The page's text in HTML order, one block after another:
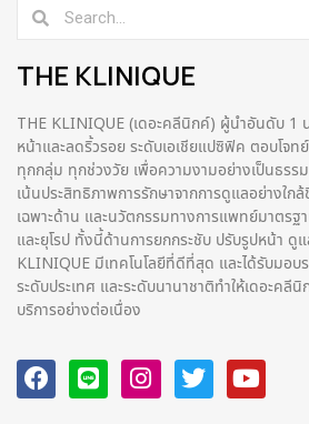
THE KLINIQUE
THE KLINIQUE (เดอะคลีนิกค์) ผู้นำอันดับ 1
หน้าและลดริ้วรอย ระดับเอเชียแปซิฟิค ตอบโจ
ทุกกลุ่ม ทุกช่วงวัย เพื่อความงามอย่างเป็นธรร
เน้นประสิทธิภาพการรักษาจากการดูแลอย่างใ
เฉพาะด้าน และนวัตกรรมทางการแพทย์มาตรฐ
และยุโรป ทั้งนี้ด้านการยกกระชับ ปรับรูปหน้า ดู
KLINIQUE มีเทคโนโลยีที่ดีที่สุด และได้รับมอ
ระดับประเทศ และระดับนานาชาติทําให้เดอะคลี
บริการอย่างต่อเนื่อง